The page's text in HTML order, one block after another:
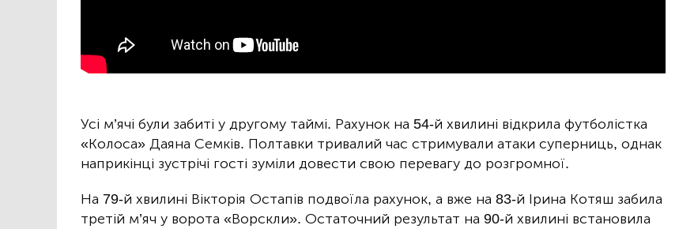
Усі м’ячі були забиті у другому таймі. Рахунок на 54-й хвилині відкрила футболістка
«Колоса» Даяна Семків. Полтавки тривалий час стримували атаки суперниць, однак
наприкінці зустрічі гості зуміли довести свою перевагу до розгромної.
На 79-й хвилині Вікторія Остапів подвоїла рахунок, а вже на 83-й Ірина Котяш забила
третій м’яч у ворота «Ворскли». Остаточний результат на 90-й хвилині встановила